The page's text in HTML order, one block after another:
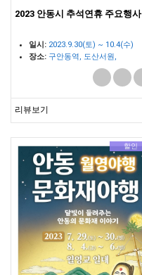
2023 안동시 추석연휴 주요행사
일시: 2023.9.30(토) ~ 10.4(수)
장소: 구안동역, 도산서원,
한국문화테마파크 등
리뷰보기
할인